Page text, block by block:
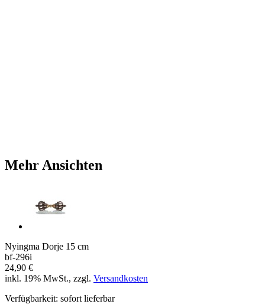
Mehr Ansichten
Nyingma Dorje 15 cm
bf-296i
24,90 €
inkl. 19% MwSt., zzgl. Versandkosten
Verfügbarkeit: sofort lieferbar